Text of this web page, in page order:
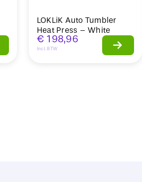
LOKLiK Auto Tumbler
Heat Press – White
€ 198,96
Incl. BTW